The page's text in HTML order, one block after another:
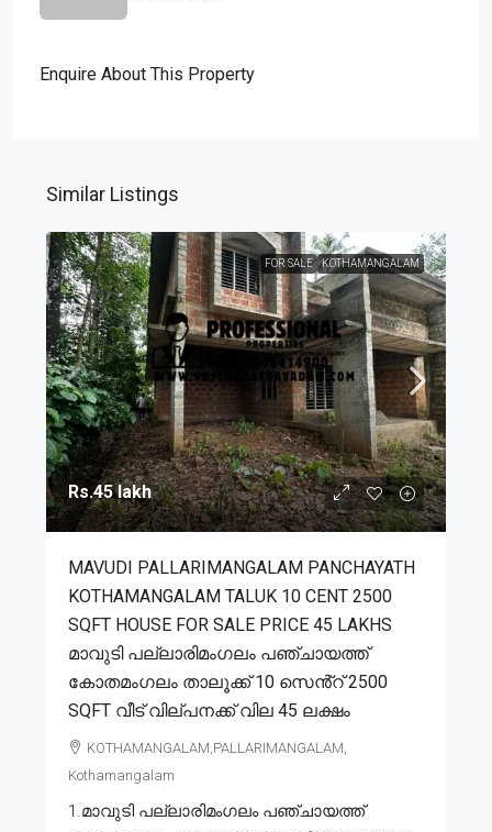
Enquire About This Property
Similar Listings
FOR SALE KOTHAMANGALAM
Rs.45 lakh
MAVUDI PALLARIMANGALAM PANCHAYATH
KOTHAMANGALAM TALUK 10 CENT 2500
SQFT HOUSE FOR SALE PRICE 45 LAKHS
മാവുടി പല്ലാരിമംഗലം പഞ്ചായത്ത്
കോതമംഗലം താലൂക്ക് 10 സെൻ്റ് 2500
SQFT വീട് വില്പനക്ക് വില 45 ലക്ഷം
KOTHAMANGALAM,PALLARIMANGALAM,
Kothamangalam
1.മാവുടി പല്ലാരിമംഗലം പഞ്ചായത്ത്